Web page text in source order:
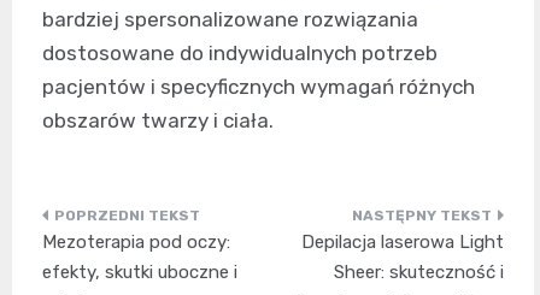
bardziej spersonalizowane rozwiązania
dostosowane do indywidualnych potrzeb
pacjentów i specyficznych wymagań różnych
obszarów twarzy i ciała.
Nawigacja
wpisu
Mezoterapia pod oczy:
efekty, skutki uboczne i
Depilacja laserowa Light
Sheer: skuteczność i